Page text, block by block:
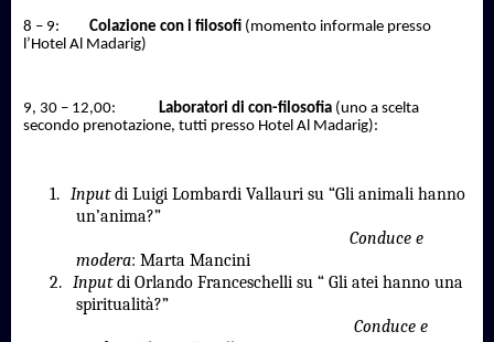
8 – 9: Colazione con i filosofi (momento informale presso
l’Hotel Al Madarig)
9, 30 – 12,00: Laboratori di con-filosofia (uno a scelta
secondo prenotazione, tutti presso Hotel Al Madarig):
1. Inputdi Luigi Lombardi Vallauri su “Gli animali hanno
un’anima?”
Conduce e
modera: Marta Mancini
2. Inputdi Orlando Franceschelli su “ Gli atei hanno una
spiritualità?”
Conduce e